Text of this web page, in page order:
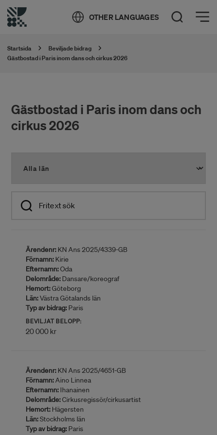
OTHER LANGUAGES Öppna sök
Öppna meny
Startsida
Beviljade bidrag
Gästbostad i Paris inom dans och cirkus 2026
Gästbostad i Paris inom dans och
cirkus 2026
Ärendenr: KN Ans 2025/4339-GB
Förnamn: Kirie
Efternamn:Oda
Delområde: Dansare/koreograf
Hemort:Göteborg
Län:Västra Götalands län
Typ av bidrag: Paris
BEVILJAT BELOPP:
20 000 kr
Ärendenr: KN Ans 2025/4651-GB
Förnamn:Aino Linnea
Efternamn: Ihanainen
Delområde:Cirkusregissör/cirkusartist
Hemort: Hägersten
Län:Stockholms län
Typ av bidrag: Paris